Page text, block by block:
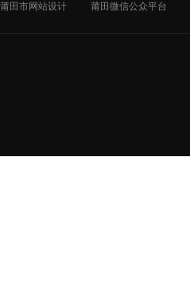
莆田市网站设计
莆田微信公众平台